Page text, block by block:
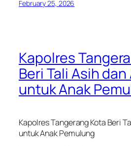
February 25, 2026
Kapolres
Beri Tali Asih
untuk Anak
Kapolres Tangerang Kota Beri
untuk Anak Pemulung